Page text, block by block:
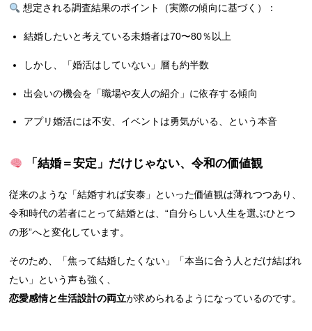
想定される調査結果のポイント（実際の傾向に基づく）：
結婚したいと考えている未婚者は70〜80％以上
しかし、「婚活はしていない」層も約半数
出会いの機会を「職場や友人の紹介」に依存する傾向
アプリ婚活には不安、イベントは勇気がいる、という本音
「結婚＝安定」だけじゃない、令和の価値観
従来のような「結婚すれば安泰」といった価値観は薄れつつあり、
令和時代の若者にとって結婚とは、“自分らしい人生を選ぶひとつ
の形”へと変化しています。
そのため、「焦って結婚したくない」「本当に合う人とだけ結ばれ
たい」という声も強く、
恋愛感情と生活設計の両立が求められるようになっているのです。